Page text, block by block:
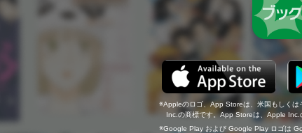
Appleのロゴ、App Storeは、米国もしくは
Inc.の商標です。App Storeは、Apple Inc.
Google Play および Google Play ロゴは